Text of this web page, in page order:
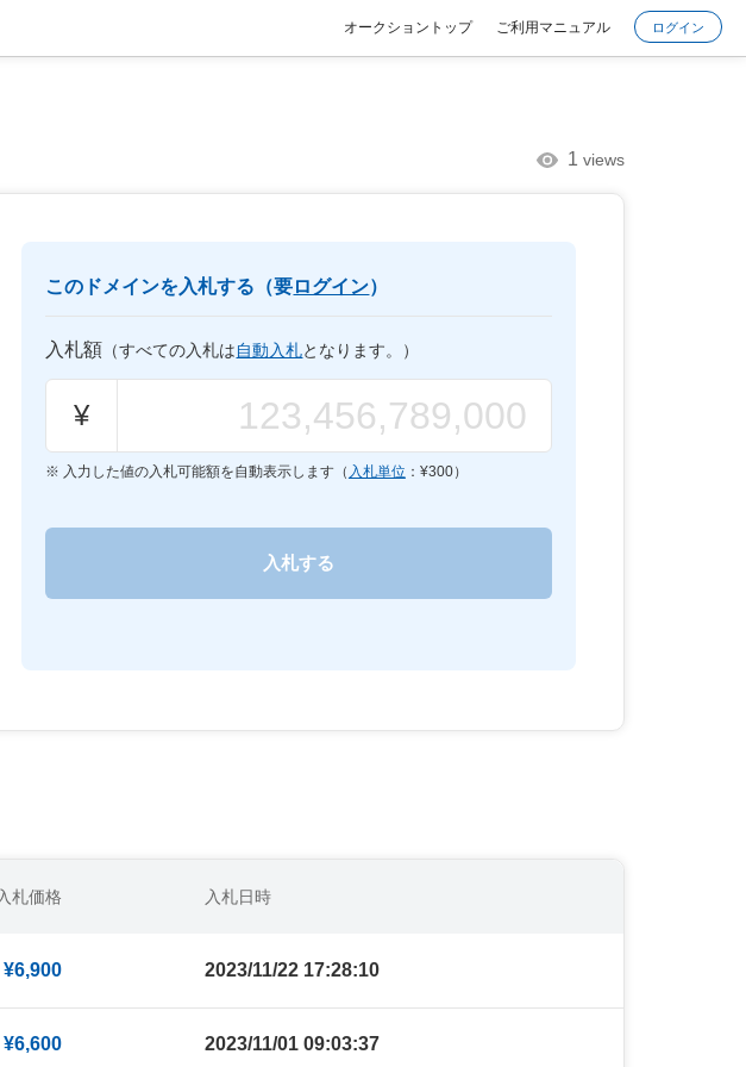
オークショントップ ご利用マニュアル ログイン
1 views
このドメインを入札する（要ログイン）
入札額 （すべての入札は自動入札となります。）
¥
入力した値の入札可能額を自動表示します（ 入札単位 ：¥300）
入札価格 入札日時
¥6,900 2023/11/22 17:28:10
¥6,600 2023/11/01 09:03:37